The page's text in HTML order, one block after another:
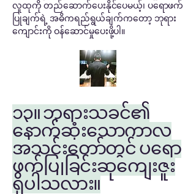
လူထုကို တည်ဆောက်ပေးနိုင်ပေမယ့်၊ ပရောဖက်
ပြုချက်ရဲ့ အဓိကရည်ရွယ်ချက်ကတော့ ဘုရား
ကျောင်းကို ဝန်ဆောင်မှုပေးဖို့ပါ။
၁၃။ ဘုရားသခင်၏
နောက်ဆုံးသောကာလ
အသင်းတော်တွင် ပရော
ဖက်ပြုခြင်းဆုကျေးဇူး
ရှိပါသလား။